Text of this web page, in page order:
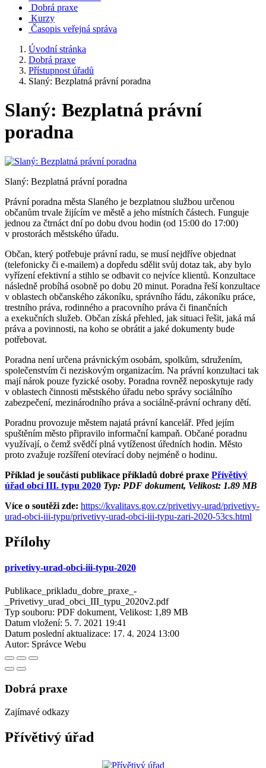
Dobrá praxe
Kurzy
Časopis veřejná správa
Úvodní stránka
Dobrá praxe
Přístupnost úřadů
Slaný: Bezplatná právní poradna
Slaný: Bezplatná právní
poradna
Slaný: Bezplatná právní poradna
Právní poradna města Slaného je bezplatnou službou určenou
občanům trvale žijícím ve městě a jeho místních částech. Funguje
jednou za čtrnáct dní po dobu dvou hodin (od 15:00 do 17:00)
v prostorách městského úřadu.
Občan, který potřebuje právní radu, se musí nejdříve objednat
(telefonicky či e-mailem) a dopředu sdělit svůj dotaz tak, aby bylo
vyřízení efektivní a stihlo se odbavit co nejvíce klientů. Konzultace
následně probíhá osobně po dobu 20 minut. Poradna řeší konzultace
v oblastech občanského zákoníku, správního řádu, zákoníku práce,
trestního práva, rodinného a pracovního práva či finančních
a exekučních služeb. Občan získá přehled, jak situaci řešit, jaká má
práva a povinnosti, na koho se obrátit a jaké dokumenty bude
potřebovat.
Poradna není určena právnickým osobám, spolkům, sdružením,
společenstvím či neziskovým organizacím. Na právní konzultaci tak
mají nárok pouze fyzické osoby. Poradna rovněž neposkytuje rady
v oblastech činnosti městského úřadu nebo správy sociálního
zabezpečení, mezinárodního práva a sociálně-právní ochrany dětí.
Poradnu provozuje městem najatá právní kancelář. Před jejím
spuštěním město připravilo informační kampaň. Občané poradnu
využívají, o čemž svědčí plná vytíženost úředních hodin. Město
proto zvažuje rozšíření otevírací doby nejméně o hodinu.
Příklad je součástí publikace příkladů dobré praxe Přívětivý
úřad obcí III. typu 2020 Typ: PDF dokument, Velikost: 1.89 MB
Více o soutěži zde: https://kvalitavs.gov.cz/privetivy-urad/privetivy-
urad-obci-iii-typu/privetivy-urad-obci-iii-typu-zari-2020-53cs.html
Přílohy
privetivy-urad-obci-iii-typu-2020
Publikace_prikladu_dobre_praxe_-
_Privetivy_urad_obci_III_typu_2020v2.pdf
Typ souboru: PDF dokument, Velikost: 1,89 MB
Datum vložení: 5. 7. 2021 19:41
Datum poslední aktualizace: 17. 4. 2024 13:00
Autor: Správce Webu
Dobrá praxe
Zajímavé odkazy
Přívětivý úřad